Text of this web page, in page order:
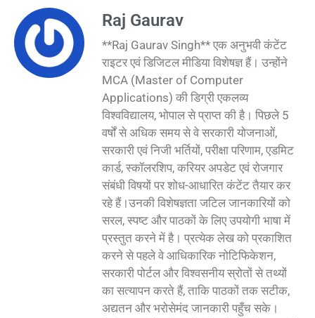
Raj Gaurav
**Raj Gaurav Singh** एक अनुभवी कंटेंट
राइटर एवं डिजिटल मीडिया विशेषज्ञ हैं। उन्होंने
MCA (Master of Computer
Applications) की डिग्री एकलव्य
विश्वविद्यालय, भोपाल से प्राप्त की है। पिछले 5
वर्षों से अधिक समय से वे सरकारी योजनाओं,
सरकारी एवं निजी भर्तियों, परीक्षा परिणाम, एडमिट
कार्ड, स्कॉलरशिप, करियर अपडेट एवं रोजगार
संबंधी विषयों पर शोध-आधारित कंटेंट तैयार कर
रहे हैं।उनकी विशेषज्ञता जटिल जानकारियों को
सरल, स्पष्ट और पाठकों के लिए उपयोगी भाषा में
प्रस्तुत करने में है। प्रत्येक लेख को प्रकाशित
करने से पहले वे आधिकारिक नोटिफिकेशन,
सरकारी पोर्टल और विश्वसनीय स्रोतों से तथ्यों
का सत्यापन करते हैं, ताकि पाठकों तक सटीक,
अद्यतन और भरोसेमंद जानकारी पहुँच सके।